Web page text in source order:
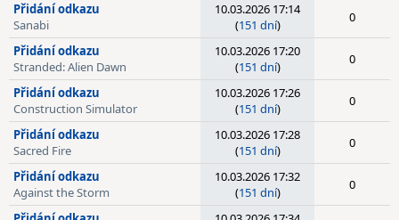
Přidání odkazu
Sanabi
10.03.2026 17:14
(151 dní) 0
Přidání odkazu
Stranded: Alien Dawn
10.03.2026 17:20
(151 dní) 0
Přidání odkazu
Construction Simulator
10.03.2026 17:26
(151 dní) 0
Přidání odkazu
Sacred Fire
10.03.2026 17:28
(151 dní) 0
Přidání odkazu
Against the Storm
10.03.2026 17:32
(151 dní) 0